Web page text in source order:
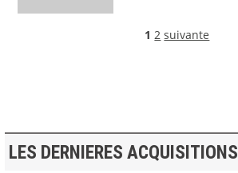
1 2 suivante
LES DERNIERES ACQUISITIONS